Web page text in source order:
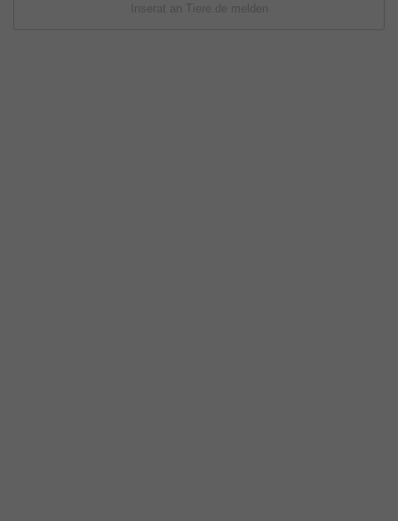
Inserat an Tiere.de melden